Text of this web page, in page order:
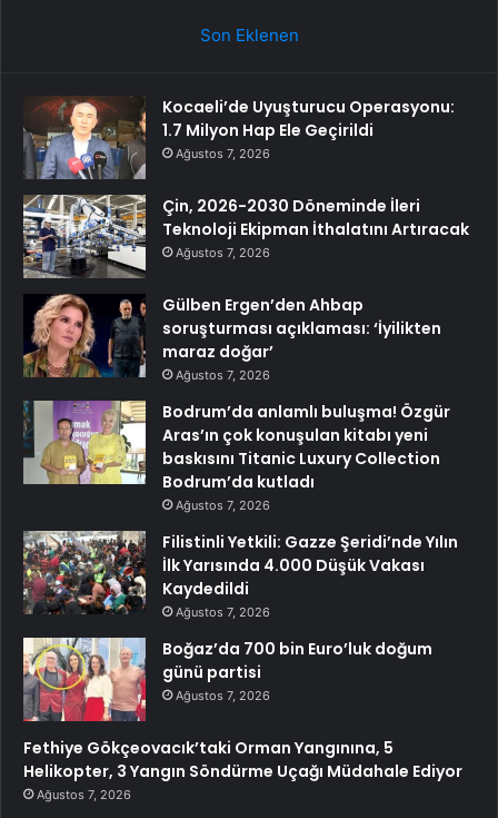
Son Eklenen
Kocaeli’de Uyuşturucu Operasyonu:
1.7 Milyon Hap Ele Geçirildi
Ağustos 7, 2026
Çin, 2026-2030 Döneminde İleri
Teknoloji Ekipman İthalatını Artıracak
Ağustos 7, 2026
Gülben Ergen’den Ahbap
soruşturması açıklaması: ‘İyilikten
maraz doğar’
Ağustos 7, 2026
Bodrum’da anlamlı buluşma! Özgür
Aras’ın çok konuşulan kitabı yeni
baskısını Titanic Luxury Collection
Bodrum’da kutladı
Ağustos 7, 2026
Filistinli Yetkili: Gazze Şeridi’nde Yılın
İlk Yarısında 4.000 Düşük Vakası
Kaydedildi
Ağustos 7, 2026
Boğaz’da 700 bin Euro’luk doğum
günü partisi
Ağustos 7, 2026
Fethiye Gökçeovacık’taki Orman Yangınına, 5
Helikopter, 3 Yangın Söndürme Uçağı Müdahale Ediyor
Ağustos 7, 2026